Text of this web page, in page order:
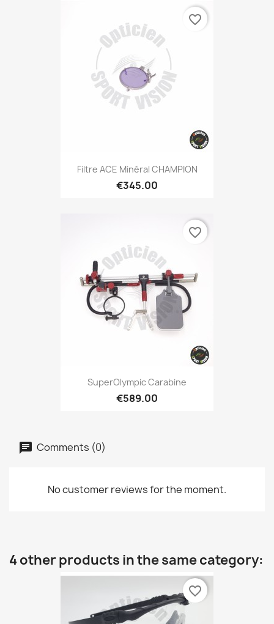
Filtre ACE Minéral CHAMPION
€345.00
favorite_border
SuperOlympic Carabine
€589.00
favorite_border
Comments (0)
No customer reviews for the moment.
4 other products in the same category:
favorite_border